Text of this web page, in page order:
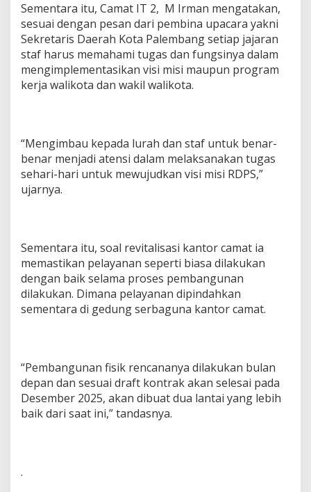
Sementara itu, Camat IT 2, M Irman mengatakan,
sesuai dengan pesan dari pembina upacara yakni
Sekretaris Daerah Kota Palembang setiap jajaran
staf harus memahami tugas dan fungsinya dalam
mengimplementasikan visi misi maupun program
kerja walikota dan wakil walikota.
“Mengimbau kepada lurah dan staf untuk benar-
benar menjadi atensi dalam melaksanakan tugas
sehari-hari untuk mewujudkan visi misi RDPS,”
ujarnya.
Sementara itu, soal revitalisasi kantor camat ia
memastikan pelayanan seperti biasa dilakukan
dengan baik selama proses pembangunan
dilakukan. Dimana pelayanan dipindahkan
sementara di gedung serbaguna kantor camat.
“Pembangunan fisik rencananya dilakukan bulan
depan dan sesuai draft kontrak akan selesai pada
Desember 2025, akan dibuat dua lantai yang lebih
baik dari saat ini,” tandasnya.
.